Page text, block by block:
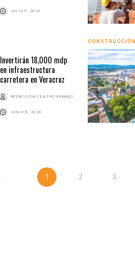
JULIO 9, 2026
Invertirán 18,000 mdp
en infraestructura
carretera en Veracruz
REDACCIÓN CENTRO URBANO
JUNIO 8, 2026
CONSTRUCCIÓN
1 2 3